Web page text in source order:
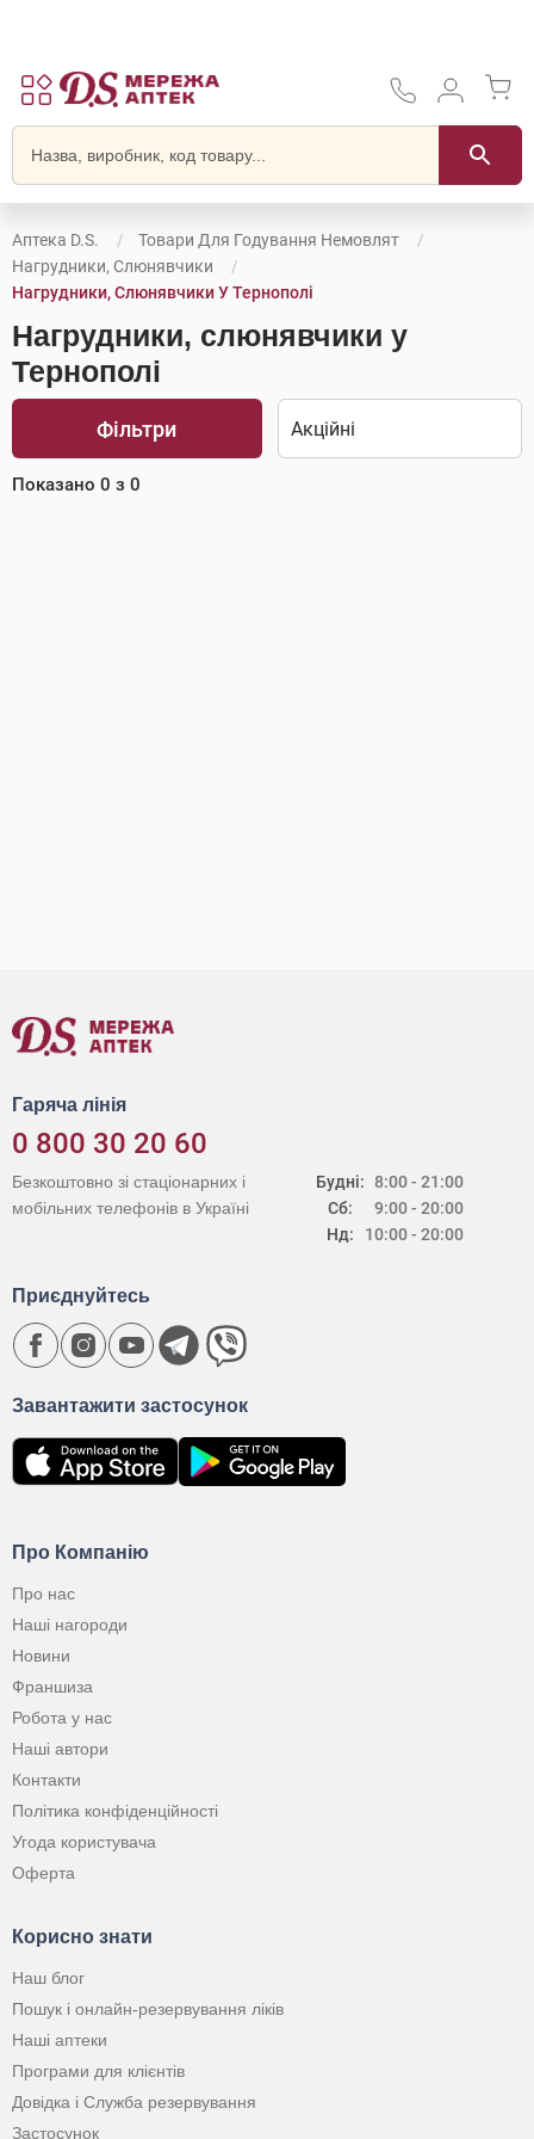
Аптека D.S.
Товари Для Годування Немовлят
Нагрудники, Слюнявчики
Нагрудники, Слюнявчики У Тернополі
Нагрудники, слюнявчики у
Тернополі
Фільтри
Показано 0 з 0
Гаряча лінія
0 800 30 20 60
Будні:
Сб:
Нд:
8:00 - 21:00
9:00 - 20:00
10:00 - 20:00
Безкоштовно зі стаціонарних і
мобільних телефонів в Україні
Про Компанію
Про нас
Наші нагороди
Новини
Франшиза
Робота у нас
Наші автори
Контакти
Політика конфіденційності
Угода користувача
Оферта
Корисно знати
Наш блог
Пошук і онлайн-резервування ліків
Наші аптеки
Програми для клієнтів
Довідка і Служба резервування
Застосунок
Завантажити застосунок
Приєднуйтесь